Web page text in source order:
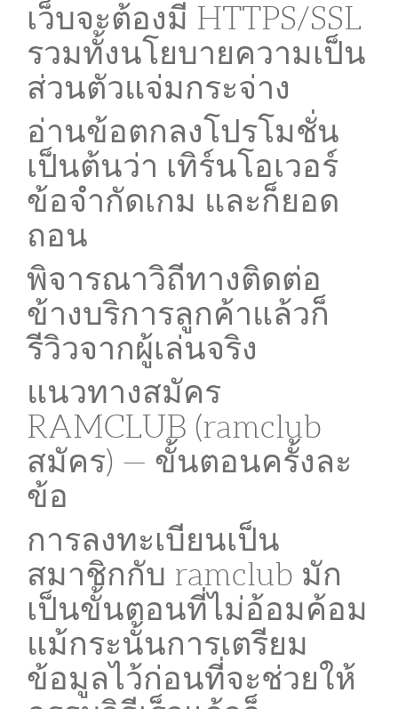
เว็บจะต้องมี HTTPS/SSL
รวมทั้งนโยบายความเป็น
ส่วนตัวแจ่มกระจ่าง
อ่านข้อตกลงโปรโมชั่น
เป็นต้นว่า เทิร์นโอเวอร์
ข้อจำกัดเกม และก็ยอด
ถอน
พิจารณาวิถีทางติดต่อ
ข้างบริการลูกค้าแล้วก็
รีวิวจากผู้เล่นจริง
แนวทางสมัคร
RAMCLUB (ramclub
สมัคร) — ขั้นตอนครั้งละ
ข้อ
การลงทะเบียนเป็น
สมาชิกกับ ramclub มัก
เป็นขั้นตอนที่ไม่อ้อมค้อม
แม้กระนั้นการเตรียม
ข้อมูลไว้ก่อนที่จะช่วยให้